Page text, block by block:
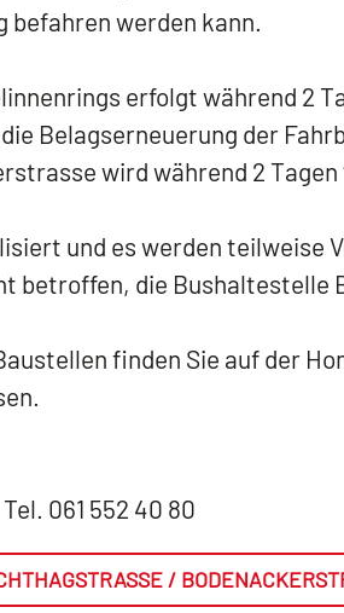
befahren werden kann.
erfolgt während 2
Belagserneuerung der
wird während 2 Tagen
und es werden teilweise
betroffen, die Bushaltestelle
finden Sie auf der
061 552 40 80
/